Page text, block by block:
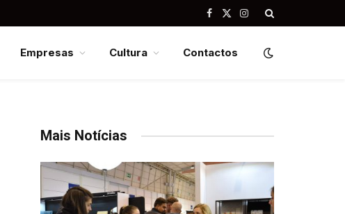
Facebook
X
Instagram
Empresas Cultura Contactos
Mais Notícias